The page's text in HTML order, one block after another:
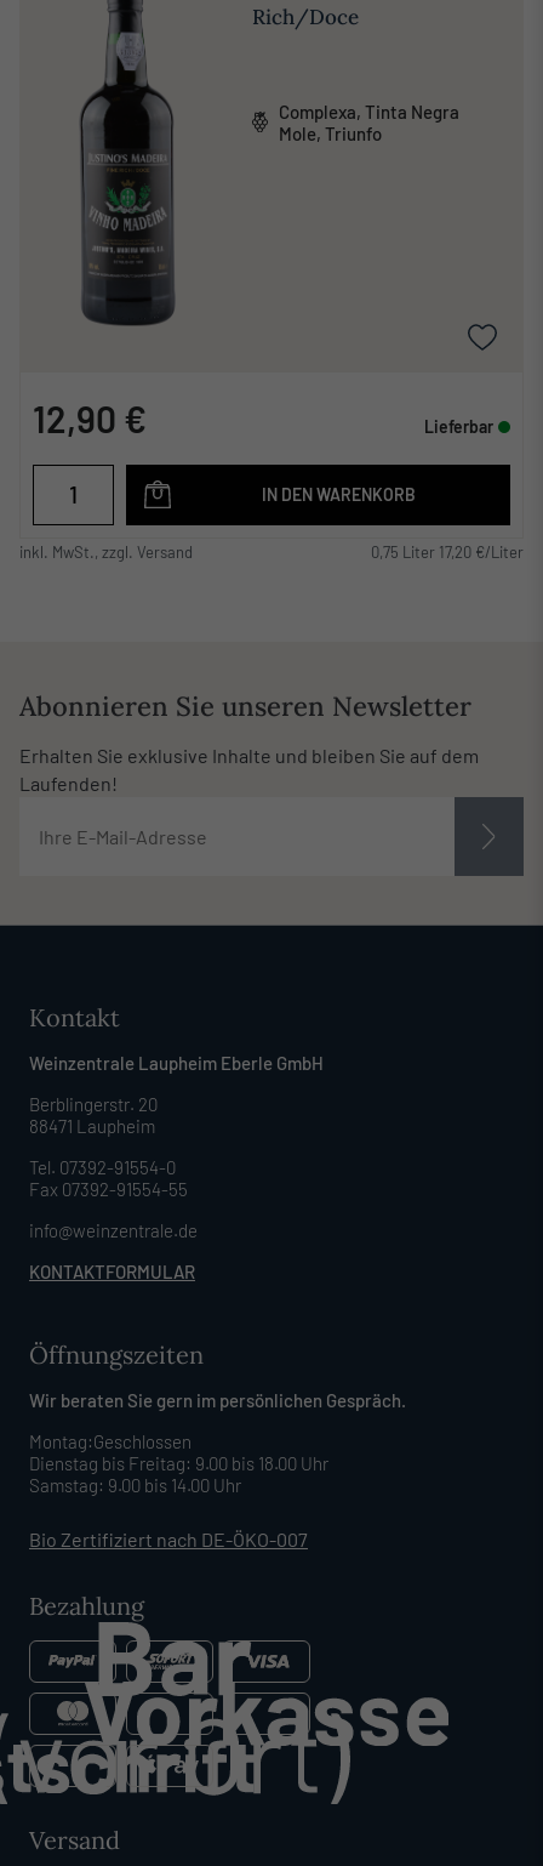
Rich/Doce
Complexa, Tinta Negra
Mole, Triunfo
12,90 € Lieferbar
IN DEN WARENKORB
inkl. MwSt., zzgl. Versand 0,75 Liter 17,20 €/Liter
Abonnieren Sie unseren Newsletter
Erhalten Sie exklusive Inhalte und bleiben Sie auf dem
Laufenden!
Kontakt
Weinzentrale Laupheim Eberle GmbH
Berblingerstr. 20
88471 Laupheim
Tel. 07392-91554-0
Fax 07392-91554-55
info@weinzentrale.de
KONTAKTFORMULAR
Öffnungszeiten
Wir beraten Sie gern im persönlichen Gespräch.
Montag:Geschlossen
Dienstag bis Freitag: 9.00 bis 18.00 Uhr
Samstag: 9.00 bis 14.00 Uhr
Bio Zertifiziert nach DE-ÖKO-007
Bezahlung
Versand